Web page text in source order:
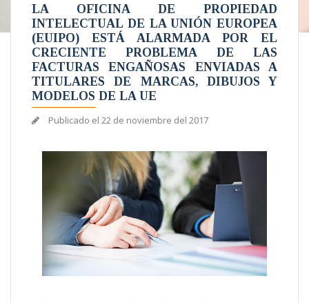
LA OFICINA DE PROPIEDAD
INTELECTUAL DE LA UNIÓN EUROPEA
(EUIPO) ESTÁ ALARMADA POR EL
CRECIENTE PROBLEMA DE LAS
FACTURAS ENGAÑOSAS ENVIADAS A
TITULARES DE MARCAS, DIBUJOS Y
MODELOS DE LA UE
Publicado el 22 de noviembre del 2017